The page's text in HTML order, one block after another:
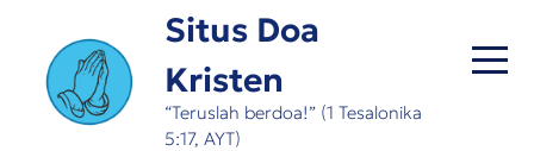
main
content
Situs Doa
Kristen
“Teruslah berdoa!” (1 Tesalonika
5:17, AYT)